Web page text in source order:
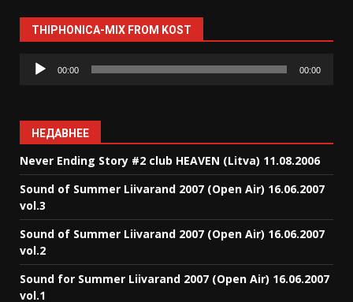
THIPHONICA-MIX FROM KOST
Аудиоплеер
00:00 00:00
НЕДАВНЕЕ
Never Ending Story #2 club HEAVEN (Litva) 11.08.2006
Sound of Summer Liivarand 2007 (Open Air) 16.06.2007
vol.3
Sound of Summer Liivarand 2007 (Open Air) 16.06.2007
vol.2
Sound for Summer Liivarand 2007 (Open Air) 16.06.2007
vol.1